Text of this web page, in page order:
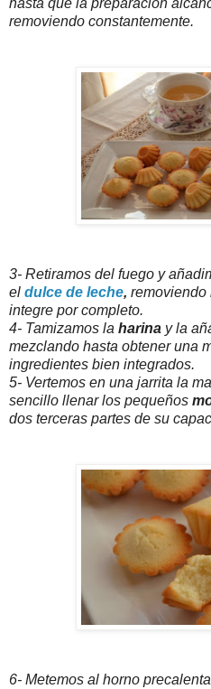
hasta que la preparación
removiendo constantemente.
3- Retiramos del fuego y
el dulce de leche, removiendo
integre por completo.
4- Tamizamos la harina y la
mezclando hasta obtener una
ingredientes bien integrados.
5- Vertemos en una jarrita la
sencillo llenar los pequeños
dos terceras partes de su
6- Metemos al horno